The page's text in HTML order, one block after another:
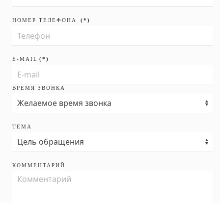
НОМЕР ТЕЛЕФОНА (*)
E-MAIL (*)
ВРЕМЯ ЗВОНКА
ТЕМА
КОММЕНТАРИЙ